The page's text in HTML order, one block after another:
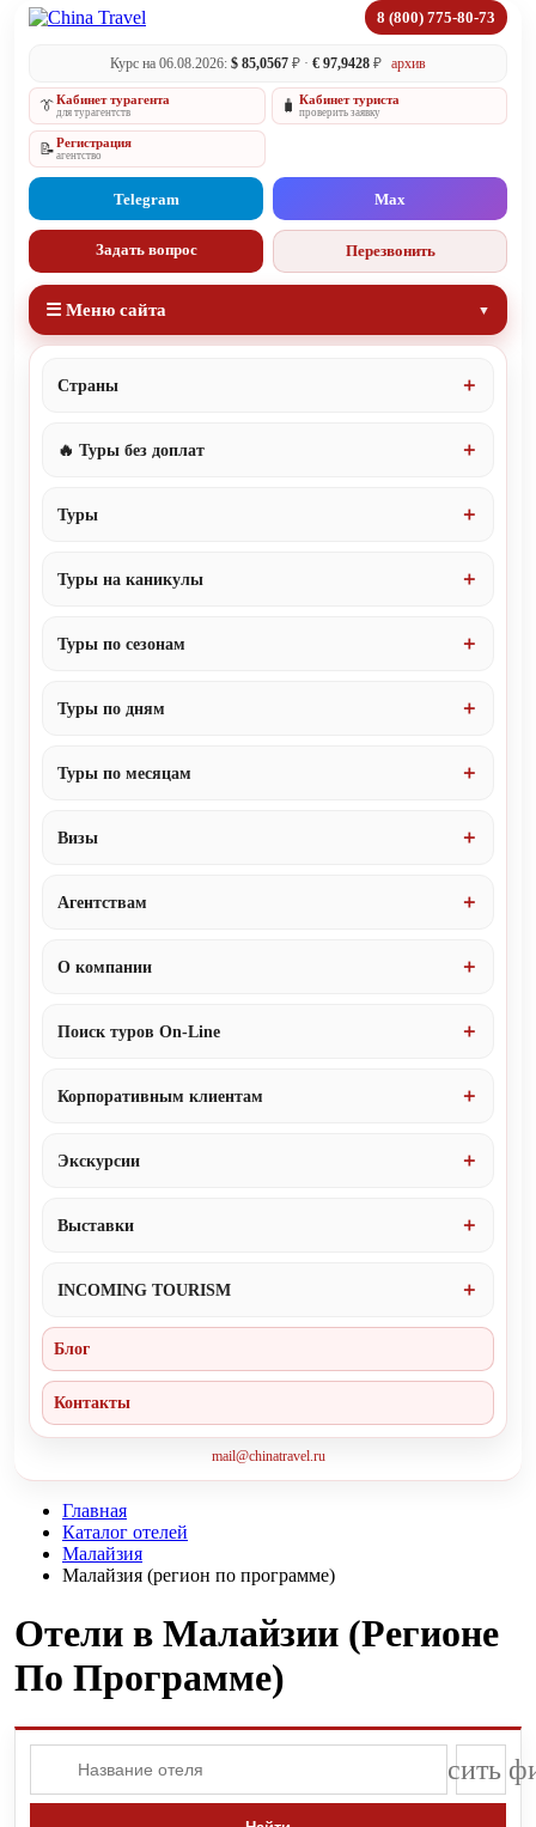
8 (800) 775-80-73
Курс на 06.08.2026: $ 85,0567 ₽ · € 97,9428 ₽ архив
👔Кабинет турагента
для турагентств 🧳 Кабинет туриста
проверить заявку
📝Регистрация
агентство
Telegram Max
Задать вопрос Перезвонить
☰ Меню сайта
Страны
🔥 Туры без доплат
Туры
Туры на каникулы
Туры по сезонам
Туры по дням
Туры по месяцам
Визы
Агентствам
О компании
Поиск туров On-Line
Корпоративным клиентам
Экскурсии
Выставки
INCOMING TOURISM
Блог
Контакты
mail@chinatravel.ru
Главная
Каталог отелей
Малайзия
Малайзия (регион по программе)
Отели в Малайзии (Регионе
По Программе)
Сбросить